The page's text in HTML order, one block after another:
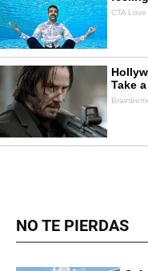
NO TE PIERDAS